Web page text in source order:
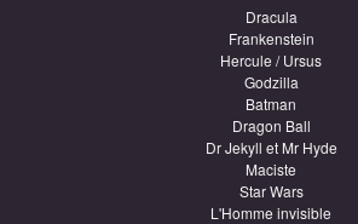
Dracula
Frankenstein
Hercule / Ursus
Godzilla
Batman
Dragon Ball
Dr Jekyll et Mr Hyde
Maciste
Star Wars
L'Homme invisible